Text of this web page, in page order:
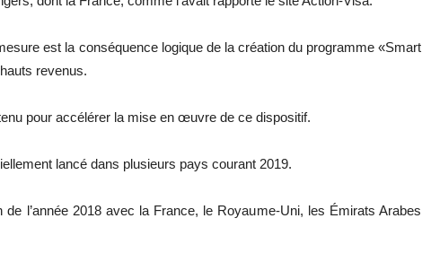
est la conséquence logique de la création du programme «Smart
revenus.
pour accélérer la mise en œuvre de ce dispositif.
lancé dans plusieurs pays courant 2019.
l’année 2018 avec la France, le Royaume-Uni, les Émirats Arabes